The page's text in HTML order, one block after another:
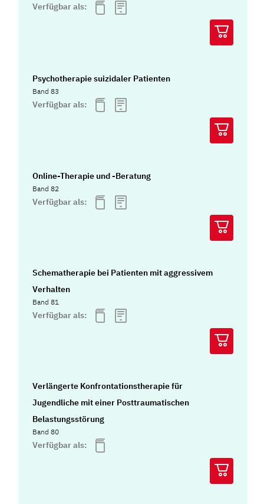
Verfügbar als:
Psychotherapie suizidaler Patienten
Band 83
Verfügbar als:
Online-Therapie und -Beratung
Band 82
Verfügbar als:
Schematherapie bei Patienten mit aggressivem
Verhalten
Band 81
Verfügbar als:
Verlängerte Konfrontationstherapie für
Jugendliche mit einer Posttraumatischen
Belastungsstörung
Band 80
Verfügbar als: